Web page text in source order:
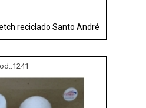
reciclado Santo André
1241